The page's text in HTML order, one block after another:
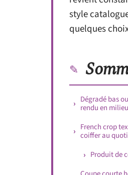
style
quelques
Dégradé bas
rendu en
French crop
coiffer au
Produit de